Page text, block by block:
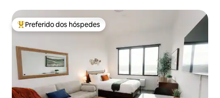
Entre os melhores preferidos dos hóspedes
Preferido dos hóspedes